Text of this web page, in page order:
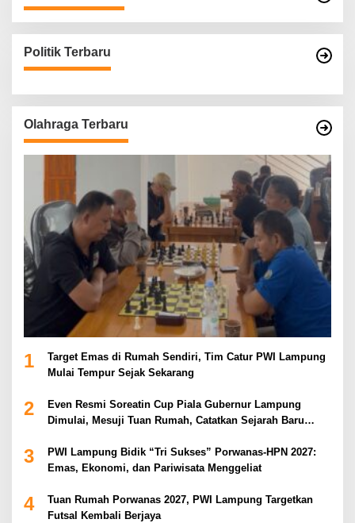
Politik Terbaru
Olahraga Terbaru
1
Target Emas di Rumah Sendiri, Tim Catur PWI Lampung
Mulai Tempur Sejak Sekarang
2
Even Resmi Soreatin Cup Piala Gubernur Lampung
Dimulai, Mesuji Tuan Rumah, Catatkan Sejarah Baru
3
PWI Lampung Bidik “Tri Sukses” Porwanas-HPN 2027:
Emas, Ekonomi, dan Pariwisata Menggeliat
4
Tuan Rumah Porwanas 2027, PWI Lampung Targetkan
Futsal Kembali Berjaya